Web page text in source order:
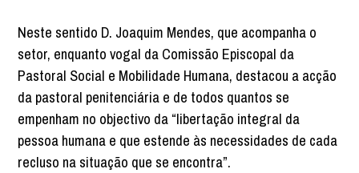
Neste sentido D. Joaquim Mendes, que acompanha o
setor, enquanto vogal da Comissão Episcopal da
Pastoral Social e Mobilidade Humana, destacou a acção
da pastoral penitenciária e de todos quantos se
empenham no objectivo da “libertação integral da
pessoa humana e que estende às necessidades de cada
recluso na situação que se encontra”.